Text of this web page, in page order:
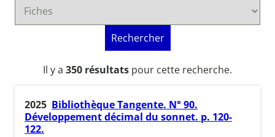
Rechercher
Il y a 350 résultats pour cette recherche.
2025 Bibliothèque Tangente. N° 90.
Développement décimal du sonnet. p. 120-
122.